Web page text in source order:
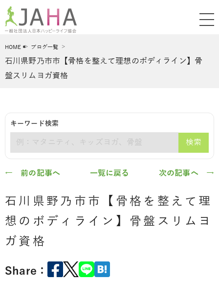
HOME ブログ一覧
石川県野乃市市【骨格を整えて理想のボディライン】骨
盤スリムヨガ資格
キーワード検索
検索
← 前の記事へ 一覧に戻る 次の記事へ →
石川県野乃市市【骨格を整えて理
想のボディライン】骨盤スリムヨ
ガ資格
Share：